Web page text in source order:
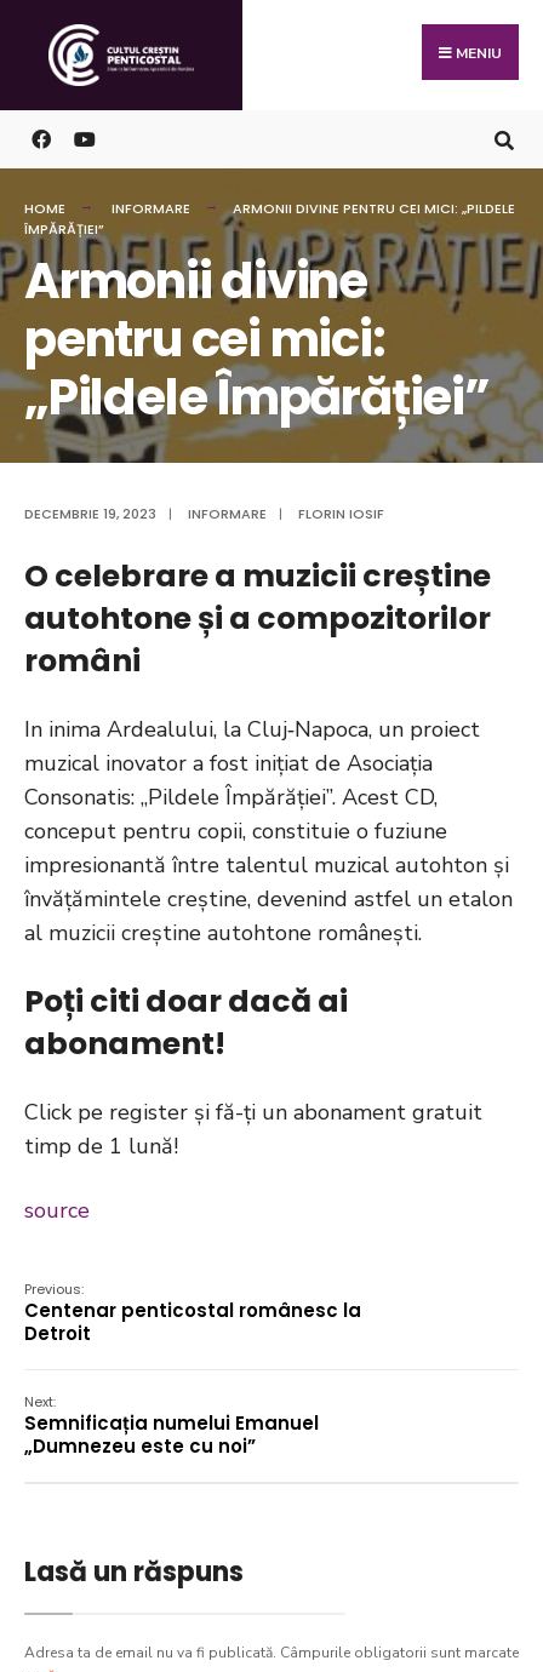
content
MENIU
HOME INFORMARE
ARMONII DIVINE PENTRU CEI MICI: „PILDELE
ÎMPĂRĂȚIEI”
Armonii divine
pentru cei mici:
„Pildele Împărăției”
DECEMBRIE 19, 2023 | INFORMARE | FLORIN IOSIF
O celebrare a muzicii creștine
autohtone și a compozitorilor
români
In inima Ardealului, la Cluj‑Napoca, un proiect
muzical inovator a fost inițiat de Asociația
Consonatis: „Pildele Împărăției”. Acest CD,
conceput pentru copii, constituie o fuziune
impresionantă între talentul muzical autohton și
învățămintele creștine, devenind astfel un etalon
al muzicii creștine autohtone românești.
Poți citi doar dacă ai
abonament!
Click pe register și fă-ți un abonament gratuit
timp de 1 lună!
source
Previous:
Centenar penticostal românesc la
Detroit
Next:
Semnificația numelui Emanuel
„Dumnezeu este cu noi”
Lasă un răspuns
Adresa ta de email nu va fi publicată. Câmpurile obligatorii sunt marcate
for: